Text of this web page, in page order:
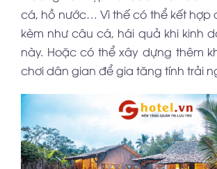
cá, hồ nước… Vì thế có thể kết hợp
kèm như câu cá, hái quả khi kinh
này. Hoặc có thể xây dựng thêm
chơi dân gian để gia tăng tính trải